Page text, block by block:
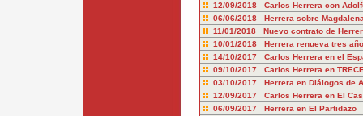
12/09/2018 Carlos Herrera con
06/06/2018 Herrera sobre
11/01/2018 Nuevo contrato de
10/01/2018 Herrera renueva tres
14/10/2017 Carlos Herrera en el
09/10/2017 Carlos Herrera en
03/10/2017 Herrera en Diálogos de
12/09/2017 Carlos Herrera en El
06/09/2017 Herrera en El Partidazo